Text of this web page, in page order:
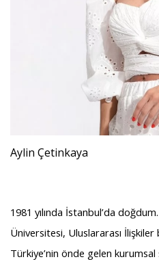
Aylin Çetinkaya
1981 yılında İstanbul’da
Üniversitesi, Uluslararası
Türkiye’nin önde gelen